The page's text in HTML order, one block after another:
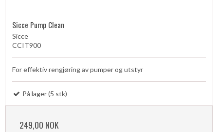
Sicce Pump Clean
Sicce
CCIT900
For effektiv rengjøring av pumper og utstyr
På lager (5 stk)
249,00 NOK